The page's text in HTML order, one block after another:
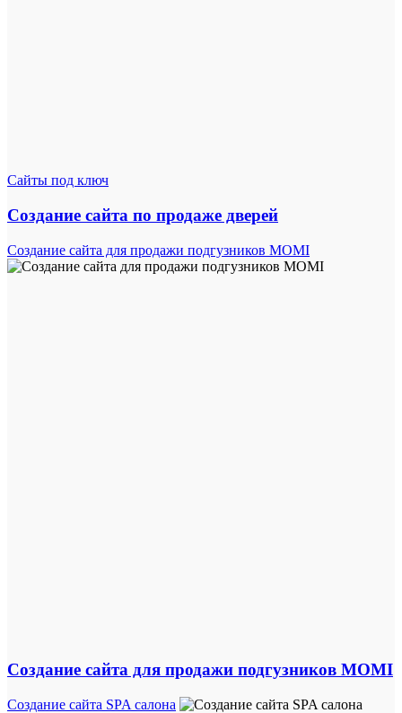
Сайты под ключ
Создание сайта по продаже дверей
Создание сайта для продажи подгузников MOMI
Создание сайта для продажи подгузников MOMI
Создание сайта SPA салона